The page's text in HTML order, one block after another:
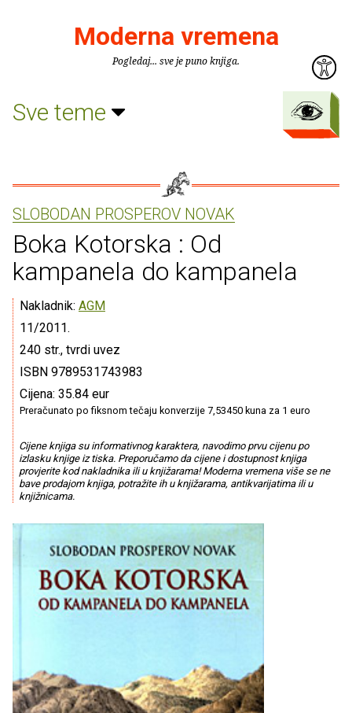
Moderna vremena
Pogledaj... sve je puno knjiga.
Sve teme
SLOBODAN PROSPEROV NOVAK
Boka Kotorska : Od
kampanela do kampanela
Nakladnik: AGM
11/2011.
240 str., tvrdi uvez
ISBN 9789531743983
Cijena: 35.84 eur
Preračunato po fiksnom tečaju konverzije 7,53450 kuna za 1 euro
Cijene knjiga su informativnog karaktera, navodimo prvu cijenu po
izlasku knjige iz tiska. Preporučamo da cijene i dostupnost knjiga
provjerite kod nakladnika ili u knjižarama! Moderna vremena više se ne
bave prodajom knjiga, potražite ih u knjižarama, antikvarijatima ili u
knjižnicama.